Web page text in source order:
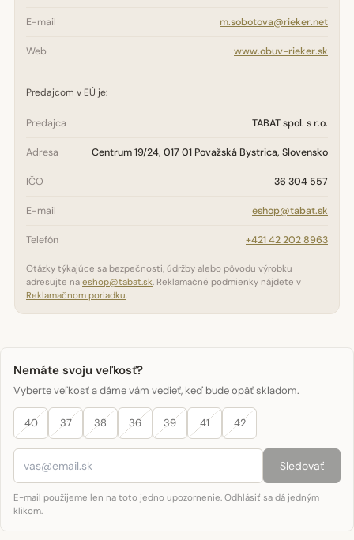
E-mail m.sobotova@rieker.net
Web www.obuv-rieker.sk
Predajcom v EÚ je:
Predajca TABAT spol. s r.o.
Adresa Centrum 19/24, 017 01 Považská Bystrica, Slovensko
IČO 36 304 557
E-mail eshop@tabat.sk
Telefón +421 42 202 8963
Otázky týkajúce sa bezpečnosti, údržby alebo pôvodu výrobku
adresujte na eshop@tabat.sk. Reklamačné podmienky nájdete v
Reklamačnom poriadku.
Nemáte svoju veľkosť?
Vyberte veľkosť a dáme vám vedieť, keď bude opäť skladom.
40 37 38 36 39 41 42
Sledovať
E-mail použijeme len na toto jedno upozornenie. Odhlásiť sa dá jedným
klikom.